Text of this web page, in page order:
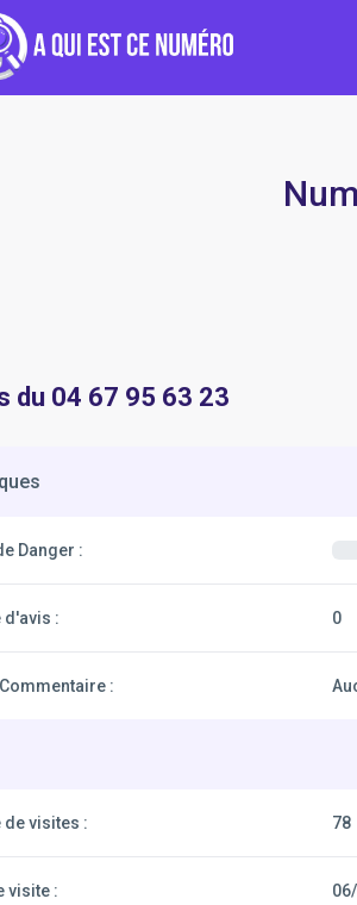
du 04 67 95 63 23
Danger :
d'avis : 0
:
de visites : 78
visite :